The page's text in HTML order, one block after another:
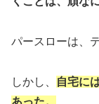
パースローは、
しかし、
自宅に
あった。